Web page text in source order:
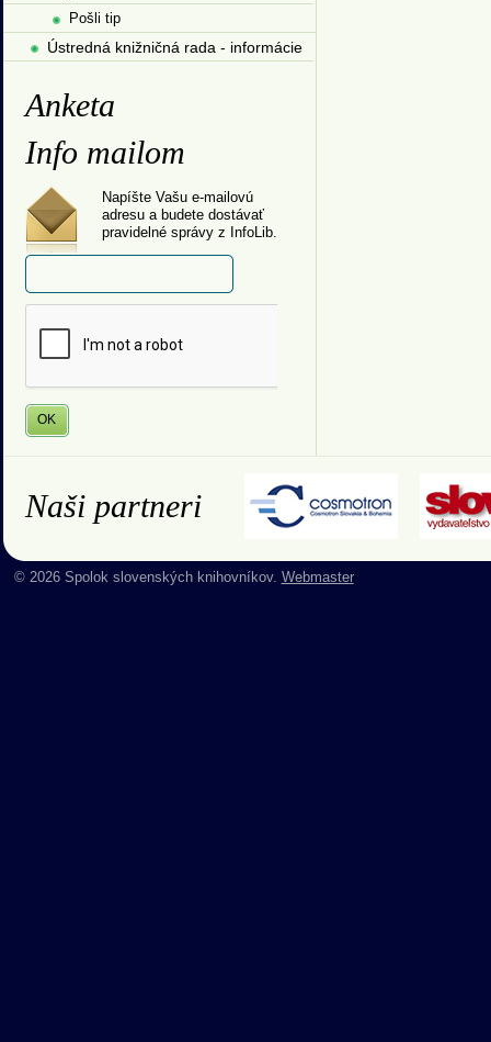
Pošli tip
Ústredná knižničná rada - informácie
Anketa
Info mailom
Napíšte Vašu e-mailovú
adresu a budete dostávať
pravidelné správy z InfoLib.
Naši partneri
© 2026 Spolok slovenských knihovníkov. Webmaster